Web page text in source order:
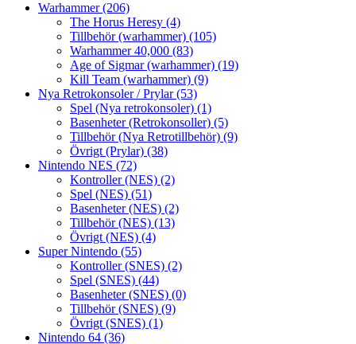
Warhammer(206)
The Horus Heresy (4)
Tillbehör (warhammer) (105)
Warhammer 40,000 (83)
Age of Sigmar (warhammer) (19)
Kill Team (warhammer) (9)
Nya Retrokonsoler / Prylar(53)
Spel (Nya retrokonsoler) (1)
Basenheter (Retrokonsoller) (5)
Tillbehör (Nya Retrotillbehör) (9)
Övrigt (Prylar) (38)
Nintendo NES (72)
Kontroller (NES) (2)
Spel (NES) (51)
Basenheter (NES) (2)
Tillbehör (NES) (13)
Övrigt (NES) (4)
Super Nintendo (55)
Kontroller (SNES) (2)
Spel (SNES) (44)
Basenheter (SNES) (0)
Tillbehör (SNES) (9)
Övrigt (SNES) (1)
Nintendo 64 (36)